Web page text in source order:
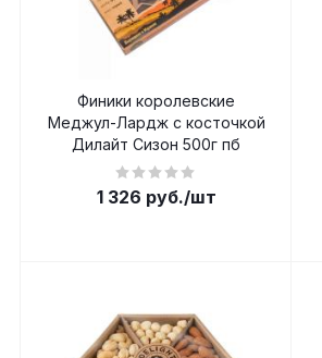
Финики королевские
Меджул-Лардж с косточкой
Дилайт Сизон 500г пб
1 326 руб./шт